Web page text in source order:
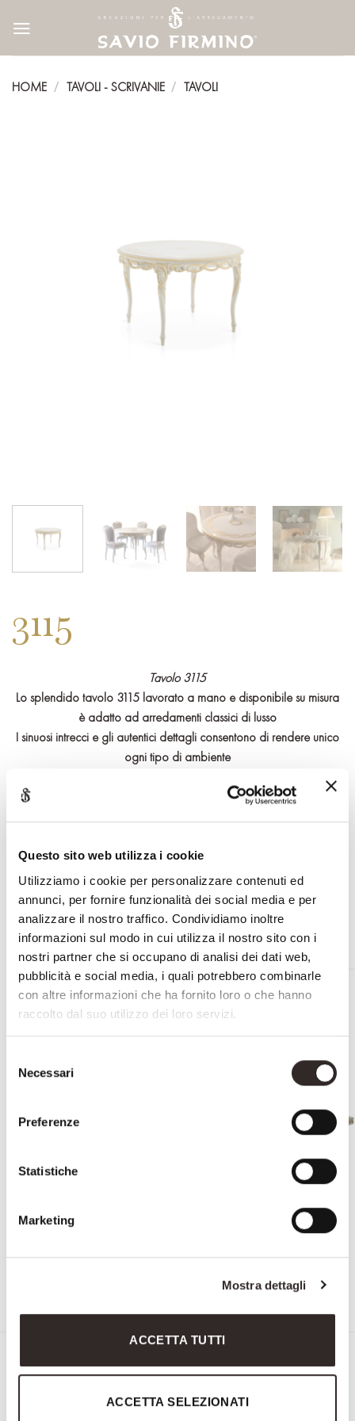
Questo sito web utilizza i cookie
Utilizziamo i cookie per personalizzare contenuti ed
annunci, per fornire funzionalità dei social media e per
analizzare il nostro traffico. Condividiamo inoltre
informazioni sul modo in cui utilizza il nostro sito con i
nostri partner che si occupano di analisi dei dati web,
pubblicità e social media, i quali potrebbero combinarle
con altre informazioni che ha fornito loro o che hanno
raccolto dal suo utilizzo dei loro servizi.
delNecessari
Preferenze
Statistiche
Marketing
Mostra dettagli
ACCETTA TUTTI
ACCETTA SELEZIONATI
HOME / TAVOLI - SCRIVANIE / TAVOLI
3115
Tavolo 3115
Lo splendido tavolo 3115 lavorato a mano e disponibile su misura
è adatto ad arredamenti classici di lusso
I sinuosi intrecci e gli autentici dettagli consentono di rendere unico
ogni tipo di ambiente
È una bellissima creazione artistica fatta a mano firmata Savio
RICHIEDI INFORMAZIONI
PRODOTTI CORRELATI
Iscriviti alla Newsletter di
" indica i campi obbligatori